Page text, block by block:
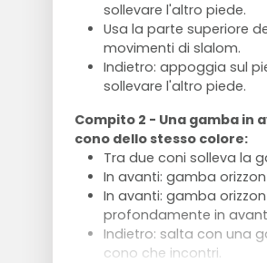
sollevare l'altro piede.
Usa la parte superiore
movimenti di slalom.
Indietro: appoggia sul
sollevare l'altro piede.
Compito 2 - Una gamba in
cono dello stesso colore:
Tra due coni solleva la
In avanti: gamba
In avanti: gamba
profondamente in
Indietro: salta con una
cono che incontri.